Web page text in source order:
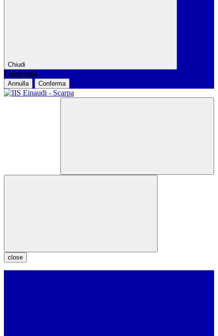
Chiudi
Conferma
Annulla Conferma
close